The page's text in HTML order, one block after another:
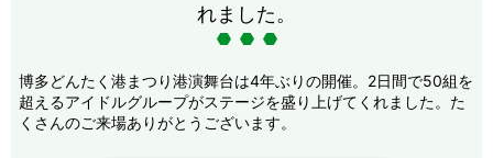
れました。
博多どんたく港まつり港演舞台は4年ぶりの開催。2日間で50組を
超えるアイドルグループがステージを盛り上げてくれました。た
くさんのご来場ありがとうございます。